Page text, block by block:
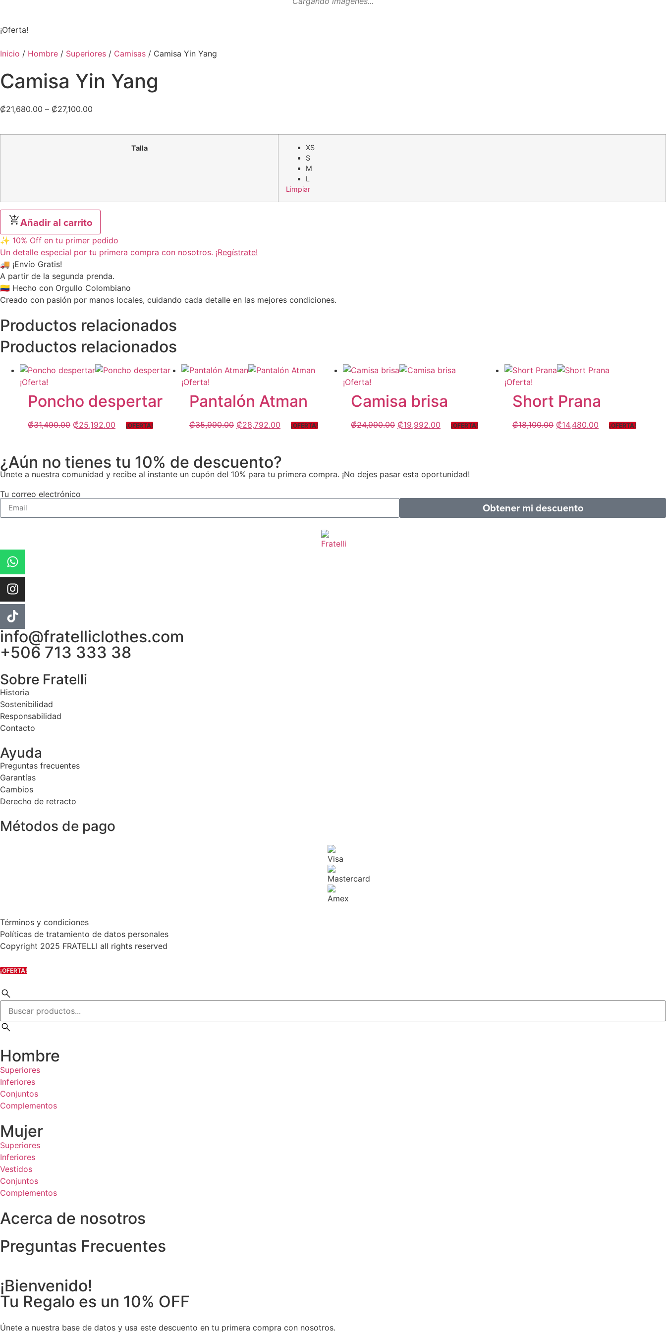
¡Oferta!
Inicio / Hombre / Superiores / Camisas / Camisa Yin Yang
Camisa Yin Yang
₡21,680.00 – ₡27,100.00
Talla
XS
S
M
L
Limpiar
Añadir al carrito
✨ 10% Off en tu primer pedido
Un detalle especial por tu primera compra con nosotros. ¡Regístrate!
🚚 ¡Envío Gratis!
A partir de la segunda prenda.
🇨🇴 Hecho con Orgullo Colombiano
Creado con pasión por manos locales, cuidando cada detalle en las mejores condiciones.
Productos relacionados
Productos relacionados
¡Oferta!
Poncho despertar
₡31,490.00 ₡25,192.00 ¡OFERTA!
¡Oferta!
Pantalón Atman
₡35,990.00 ₡28,792.00 ¡OFERTA!
¡Oferta!
Camisa brisa
₡24,990.00 ₡19,992.00 ¡OFERTA!
¡Oferta!
Short Prana
₡18,100.00 ₡14,480.00 ¡OFERTA!
¿Aún no tienes tu 10% de descuento?
Únete a nuestra comunidad y recibe al instante un cupón del 10% para tu primera compra. ¡No dejes pasar esta oportunidad!
Tu correo electrónico
Obtener mi descuento
info@fratelliclothes.com
+506 713 333 38
Sobre Fratelli
Historia
Sostenibilidad
Responsabilidad
Contacto
Ayuda
Preguntas frecuentes
Garantías
Cambios
Derecho de retracto
Métodos de pago
Términos y condiciones
Políticas de tratamiento de datos personales
Copyright 2025 FRATELLI all rights reserved
¡OFERTA!
Hombre
Superiores
Inferiores
Conjuntos
Complementos
Mujer
Superiores
Inferiores
Vestidos
Conjuntos
Complementos
Acerca de nosotros
Preguntas Frecuentes
¡Bienvenido!
Tu Regalo es un 10% OFF
Únete a nuestra base de datos y usa este descuento en tu primera compra con nosotros.